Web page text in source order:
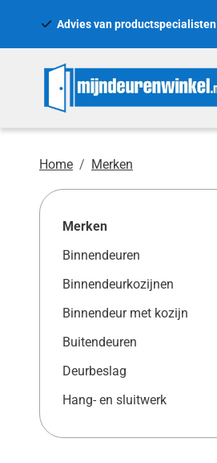
Advies van productspecialisten
Home Merken
Merken
Binnendeuren
Binnendeurkozijnen
Binnendeur met kozijn
Buitendeuren
Deurbeslag
Hang- en sluitwerk